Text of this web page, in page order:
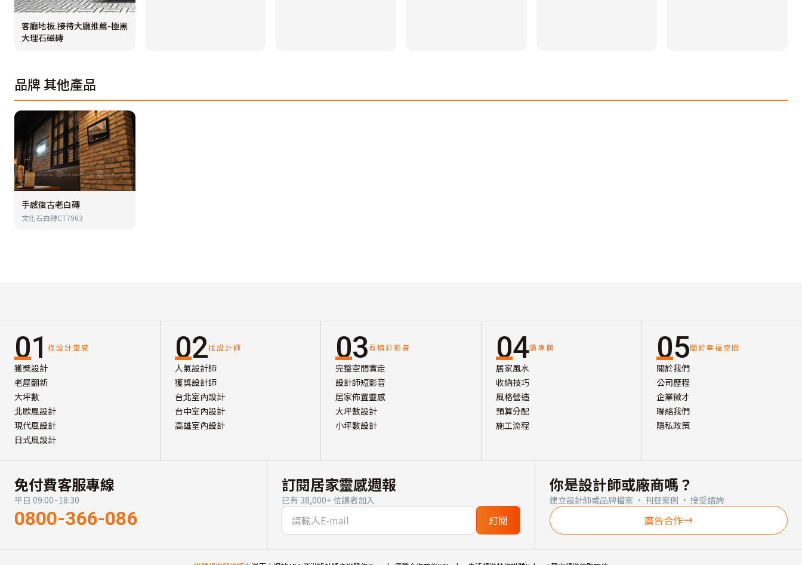
客廳地板.接待大廳推薦-極黑
大理石磁磚
品牌其他產品
手感復古老白磚
文化石白磚CT7963
01 找設計靈感
獲獎設計
老屋翻新
大坪數
北歐風設計
現代風設計
日式風設計
02找設計師
人氣設計師
獲獎設計師
台北室內設計
台中室內設計
高雄室內設計
03看精彩影音
完整空間實走
設計師短影音
居家佈置靈感
大坪數設計
小坪數設計
04讀專欄
居家風水
收納技巧
風格營造
預算分配
施工流程
05關於幸福空間
關於我們
公司歷程
企業徵才
聯絡我們
隱私政策
免付費客服專線
平日 09:00~18:30
0800-366-086
訂閱居家靈感週報
已有 38,000+ 位讀者加入
訂閱
你是設計師或廠商嗎？
建立設計師或品牌檔案 · 刊登案例 · 接受諮詢
廣告合作